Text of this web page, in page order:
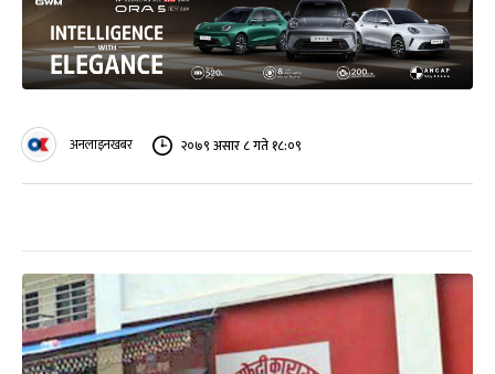
अनलाइनखबर २०७९ असार ८ गते १८:०९